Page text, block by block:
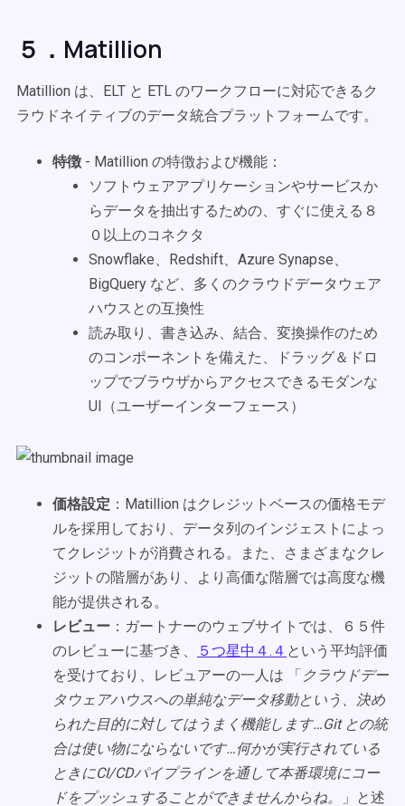
５．Matillion
Matillion は、ELT と ETL のワークフローに対応できるク
ラウドネイティブのデータ統合プラットフォームです。
特徴 - Matillion の特徴および機能：
ソフトウェアアプリケーションやサービスか
らデータを抽出するための、すぐに使える８
０以上のコネクタ
Snowflake、Redshift、Azure Synapse、
BigQuery など、多くのクラウドデータウェア
ハウスとの互換性
読み取り、書き込み、結合、変換操作のため
のコンポーネントを備えた、ドラッグ＆ドロ
ップでブラウザからアクセスできるモダンな
UI（ユーザーインターフェース）
価格設定 ：Matillion はクレジットベースの価格モデ
ルを採用しており、データ列のインジェストによっ
てクレジットが消費される。また、さまざまなクレ
ジットの階層があり、より高価な階層では高度な機
能が提供される。
レビュー ：ガートナーのウェブサイトでは、６５件
のレビューに基づき、
５つ星中４.４ という平均評価
を受けており、レビュアーの一人は 「 クラウドデー
タウェアハウスへの単純なデータ移動という、決め
られた目的に対してはうまく機能します…Git との統
合は使い物にならないです…何かが実行されている
ときにCI/CDパイプラインを通して本番環境にコー
ドをプッシュすることができませんからね。
」と述